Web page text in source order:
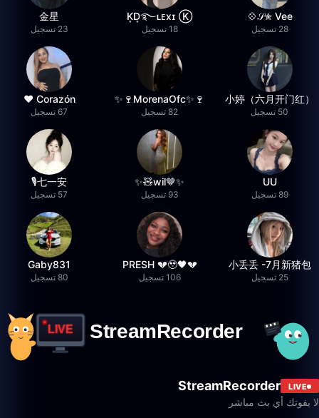
𝒮✮ Vee💠
28 تسجيل
K͙D͙࿐ʟᴇxɪ Ⓚ
18 تسجيل
金星
23 تسجيل
小婷（六月开门红）
50 تسجيل
🍷✨MorenaOfc🍷✨
82 تسجيل
Corazón ♥
67 تسجيل
UU
89 تسجيل
✨🤎wil🧸✨
93 تسجيل
七一安🎙️
57 تسجيل
小丢丢 -7月新猪包
25 تسجيل
💔🖤PRESH 💔🥹
106 تسجيل
Gaby831
80 تسجيل
LIVE
StreamRecorder
لا يفوتك أي بث مباشر